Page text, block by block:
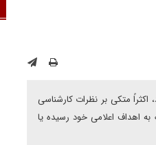
اکثراً متکی بر نظرات کارشناسی
به اهداف اعلامی خود رسیده یا